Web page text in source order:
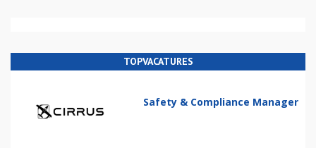
TOPVACATURES
Safety & Compliance Manager